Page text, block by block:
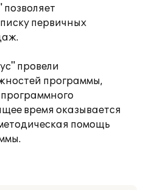
первичных
провели
программы,
время оказывается
помощь